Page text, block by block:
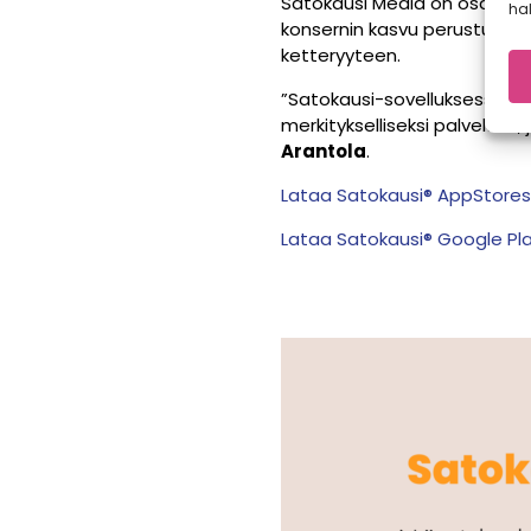
konsernin kasvu perustuu
ketteryyteen.
”Satokausi-sovelluksessa
merkitykselliseksi
Arantola.
Lataa Satokausi®
Lataa Satokausi® Google